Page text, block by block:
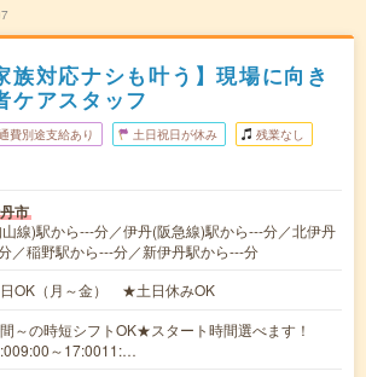
族対応ナシも叶う】現場に向き
ケアスタッフ
費別途支給あり 土日祝日が休み 残業なし
市
線)駅から---分／伊丹(阪急線)駅から---分／北伊丹
／稲野駅から---分／新伊丹駅から---分
OK（月～金） ★土日休みOK
～の時短シフトOK★スタート時間選べます！
～17:0011:…